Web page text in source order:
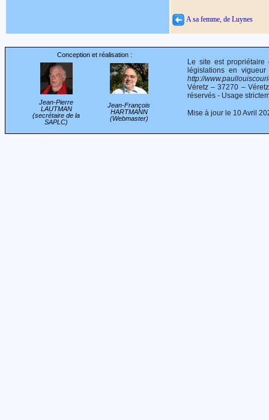
A sa femme, de Luynes
Conception et réalisation :
Jean-Pierre
LAUTMAN
(secrétaire de la
SAPLC)
Jean-François
HARTMANN
(Webmaster)
Le site est
législations en
http://
Véretz – 37270 –
réservés - Usage
Mise à jour le 10 Avril